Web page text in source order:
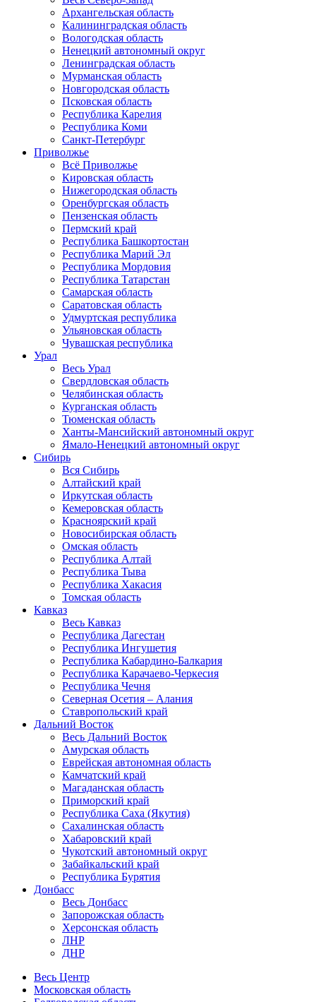
Архангельская область
Калининградская область
Вологодская область
Ненецкий автономный округ
Ленинградская область
Мурманская область
Новгородская область
Псковская область
Республика Карелия
Республика Коми
Санкт-Петербург
Приволжье
Всё Приволжье
Кировская область
Нижегородская область
Оренбургская область
Пензенская область
Пермский край
Республика Башкортостан
Республика Марий Эл
Республика Мордовия
Республика Татарстан
Самарская область
Саратовская область
Удмуртская республика
Ульяновская область
Чувашская республика
Урал
Весь Урал
Свердловская область
Челябинская область
Курганская область
Тюменская область
Ханты-Мансийский автономный округ
Ямало-Ненецкий автономный округ
Сибирь
Вся Сибирь
Алтайский край
Иркутская область
Кемеровская область
Красноярский край
Новосибирская область
Омская область
Республика Алтай
Республика Тыва
Республика Хакасия
Томская область
Кавказ
Весь Кавказ
Республика Дагестан
Республика Ингушетия
Республика Кабардино-Балкария
Республика Карачаево-Черкесия
Республика Чечня
Северная Осетия – Алания
Ставропольский край
Дальний Восток
Весь Дальний Восток
Амурская область
Еврейская автономная область
Камчатский край
Магаданская область
Приморский край
Республика Саха (Якутия)
Сахалинская область
Хабаровский край
Чукотский автономный округ
Забайкальский край
Республика Бурятия
Донбасс
Весь Донбасс
Запорожская область
Херсонская область
ЛНР
ДНР
Весь Центр
Московская область